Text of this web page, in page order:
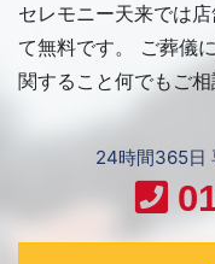
セレモニー天来では
て無料です。 ご葬儀
関すること何でもご相
24時間365日